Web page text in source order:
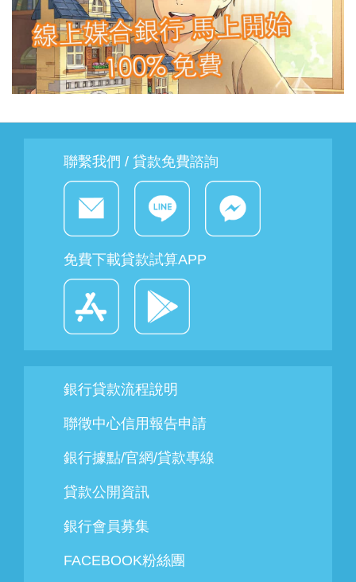
聯繫我們 / 貸款免費諮詢
免費下載貸款試算APP
銀行貸款流程說明
聯徵中心信用報告申請
銀行據點/官網/貸款專線
貸款公開資訊
銀行會員募集
FACEBOOK粉絲團